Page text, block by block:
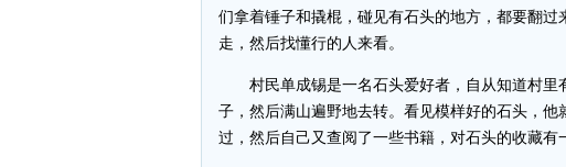
们拿着锤子和撬棍，碰见有石头的地方，都要翻
走，然后找懂行的人来看。
村民单成锡是一名石头爱好者，自从知道村里
子，然后满山遍野地去转。看见模样好的石头，
过，然后自己又查阅了一些书籍，对石头的收藏有